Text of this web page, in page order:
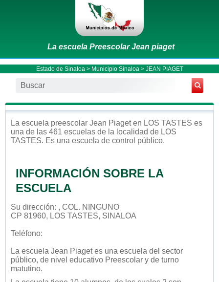
La escuela Preescolar Jean piaget
Estado de Sinaloa > Municipio Sinaloa > JEAN PIAGET
La escuela preescolar Jean Piageten LOS TASTES es
una de las 461 escuelas de la localidad de LOS
TASTES. Es una escuela de control público.
INFORMACIÓN SOBRE LA
ESCUELA
Su dirección: , COL. NINGUNO
CP 81960, LOS TASTES, SINALOA
Teléfono:
La escuela Jean Piagetes una escuela del sector
público, de nivel educativo Preescolar y de turno
matutino.